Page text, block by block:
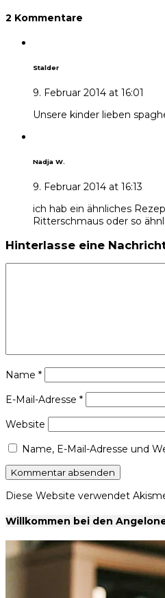
2 Kommentare
Stalder
9. Februar 2014 at 16:01
Unsere kinder lieben
Nadja W.
9. Februar 2014 at 16:13
ich hab ein ähnliches
Ritterschmaus oder so
Hinterlasse eine
Name *
E-Mail-Adresse *
Website
Name, E-Mail-Adresse und
Diese Website verwendet
Willkommen bei den